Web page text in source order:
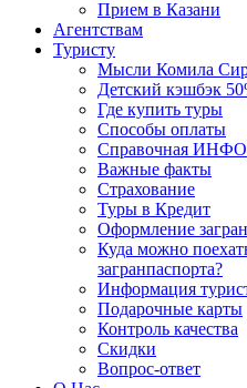
Прием в Казани
Агентствам
Туристу
Мысли Комила
Детский кэшбэк
Где купить туры
Способы оплаты
Справочная ИНФО
Важные факты
Страхование
Туры в Кредит
Оформление
Куда можно
загранпаспорта?
Информация
Подарочные карты
Контроль качества
Скидки
Вопрос-ответ